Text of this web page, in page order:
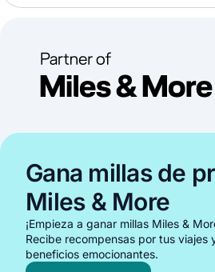
Gana millas de
Miles & More
¡Empieza a ganar millas Miles &
Recibe recompensas por tus viajes
beneficios emocionantes.